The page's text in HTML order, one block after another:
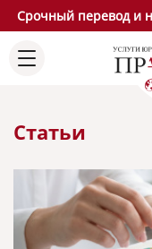
Срочный перевод и
Статьи